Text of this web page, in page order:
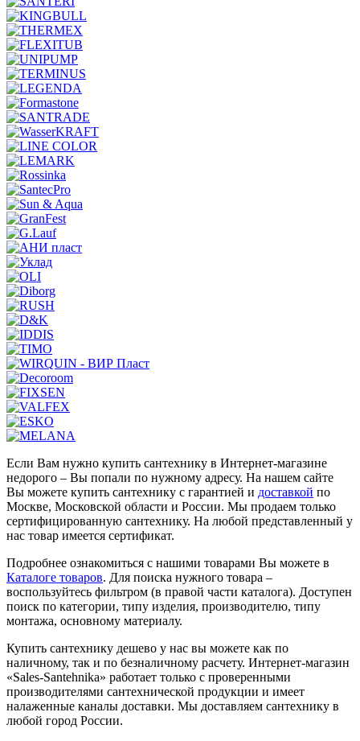
Если Вам нужно купить сантехнику в Интернет-магазине
недорого – Вы попали по нужному адресу. На нашем сайте
Вы можете купить сантехнику с гарантией и доставкой по
Москве, Московской области и России. Мы продаем только
сертифицированную сантехнику. На любой представленный у
нас товар имеется сертификат.
Подробнее ознакомиться с нашими товарами Вы можете в
Каталоге товаров. Для поиска нужного товара –
воспользуйтесь фильтром (в правой части каталога). Доступен
поиск по категории, типу изделия, производителю, типу
монтажа, основному материалу.
Купить сантехнику дешево у нас вы можете как по
наличному, так и по безналичному расчету. Интернет-магазин
«Sales-Santehnika» работает только с проверенными
производителями сантехнической продукции и имеет
налаженные каналы доставки. Мы доставляем сантехнику в
любой город России.